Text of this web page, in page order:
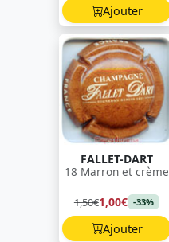
Ajouter
FALLET-DART
18 Marron et crème
1,50€1,00€ -33%
Ajouter